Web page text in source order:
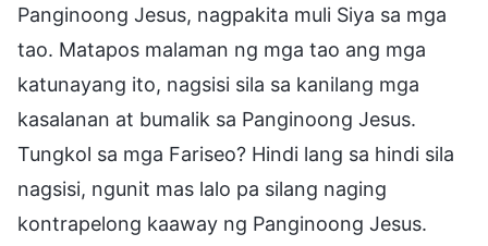
Panginoong Jesus, nagpakita muli Siya sa mga
tao. Matapos malaman ng mga tao ang mga
katunayang ito, nagsisi sila sa kanilang mga
kasalanan at bumalik sa Panginoong Jesus.
Tungkol sa mga Fariseo? Hindi lang sa hindi sila
nagsisi, ngunit mas lalo pa silang naging
kontrapelong kaaway ng Panginoong Jesus.